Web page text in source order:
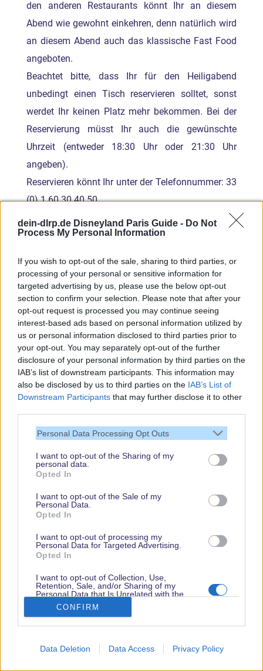
dein-dlrp.de Disneyland Paris Guide - Do Not
Process My Personal Information
If you wish to opt-out of the sale, sharing to third parties, or
processing of your personal or sensitive information for
targeted advertising by us, please use the below opt-out
section to confirm your selection. Please note that after your
opt-out request is processed you may continue seeing
interest-based ads based on personal information utilized by
us or personal information disclosed to third parties prior to
your opt-out. You may separately opt-out of the further
disclosure of your personal information by third parties on the
IAB’s list of downstream participants. This information may
also be disclosed by us to third parties on the IAB’s List of
Downstream Participants that may further disclose it to other
Personal Data Processing Opt Outs
I want to opt-out of the Sharing of my
personal data.
Opted In
I want to opt-out of the Sale of my
Personal Data.
Opted In
I want to opt-out of processing my
Personal Data for Targeted Advertising.
Opted In
I want to opt-out of Collection, Use,
Retention, Sale, and/or Sharing of my
Personal Data that Is Unrelated with the
Purposes for which it was collected.
Opted Out
CONFIRM
Data Deletion Data Access Privacy Policy
den anderen Restaurants könnt Ihr an diesem
Abend wie gewohnt einkehren, denn natürlich wird
an diesem Abend auch das klassische Fast Food
angeboten.
Beachtet bitte, dass Ihr für den Heiligabend
unbedingt einen Tisch reservieren solltet, sonst
werdet Ihr keinen Platz mehr bekommen. Bei der
Reservierung müsst Ihr auch die gewünschte
Uhrzeit (entweder 18:30 Uhr oder 21:30 Uhr
angeben).
Reservieren könnt Ihr unter der Telefonnummer: 33
(0) 1 60 30 40 50.
...weiterlesen...
Mickey und Minnie-Plätzchen –
dein-dlrp Kitchen Calamity
Ein Klassiker: Ausstechplätzchen und welche
Klassiker schlechthin: Mickey Mouse?
Heute backen wir mit euch tolle Mickey und Minnie
Kekse! Die schmecken nicht nur zur